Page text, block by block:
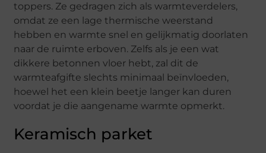
toppers. Ze gedragen zich als warmteverdelers,
omdat ze een lage thermische weerstand
hebben en warmte snel en gelijkmatig doorlaten
naar de ruimte erboven. Zelfs als je een wat
dikkere betonnen vloer hebt, zal dit de
warmteafgifte slechts minimaal beïnvloeden,
hoewel het een klein beetje langer kan duren
voordat je die aangename warmte opmerkt.
Keramisch parket